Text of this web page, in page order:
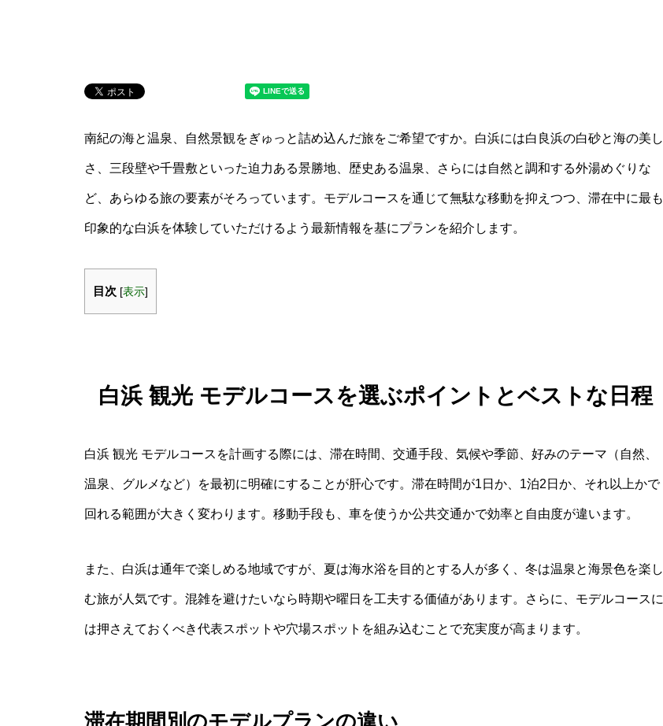
南紀の海と温泉、自然景観をぎゅっと詰め込んだ旅をご希望ですか。白浜には白良浜の白砂と海の美し
さ、三段壁や千畳敷といった迫力ある景勝地、歴史ある温泉、さらには自然と調和する外湯めぐりな
ど、あらゆる旅の要素がそろっています。モデルコースを通じて無駄な移動を抑えつつ、滞在中に最も
印象的な白浜を体験していただけるよう最新情報を基にプランを紹介します。
目次 [表示]
白浜 観光 モデルコースを選ぶポイントとベストな日程
白浜 観光 モデルコースを計画する際には、滞在時間、交通手段、気候や季節、好みのテーマ（自然、
温泉、グルメなど）を最初に明確にすることが肝心です。滞在時間が1日か、1泊2日か、それ以上かで
回れる範囲が大きく変わります。移動手段も、車を使うか公共交通かで効率と自由度が違います。
また、白浜は通年で楽しめる地域ですが、夏は海水浴を目的とする人が多く、冬は温泉と海景色を楽し
む旅が人気です。混雑を避けたいなら時期や曜日を工夫する価値があります。さらに、モデルコースに
は押さえておくべき代表スポットや穴場スポットを組み込むことで充実度が高まります。